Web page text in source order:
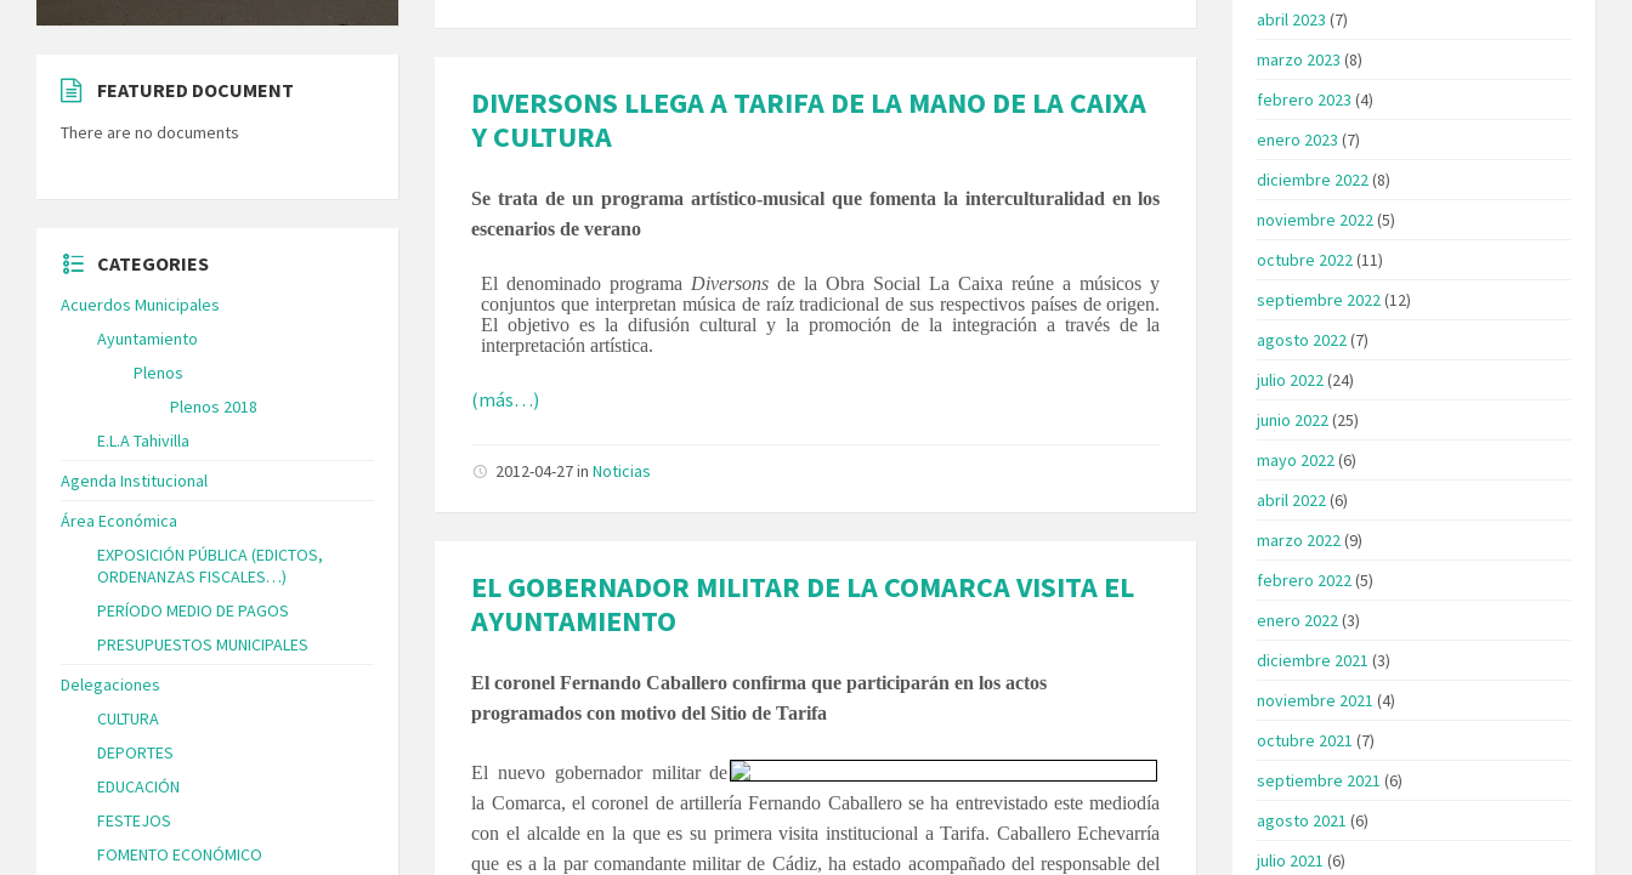
DIVERSONS LLEGA A TARIFA DE LA MANO DE LA CAIXA
Y CULTURA
Se trata de un programa artístico-musical que fomenta la interculturalidad en los
escenarios de verano
El denominado programa Diversons de la Obra Social La Caixa reúne a músicos y
conjuntos que interpretan música de raíz tradicional de sus respectivos países de origen.
El objetivo es la difusión cultural y la promoción de la integración a través de la
interpretación artística.
(más…)
2012-04-27inNoticias
EL GOBERNADOR MILITAR DE LA COMARCA VISITA EL
AYUNTAMIENTO
El coronel Fernando Caballero confirma que participarán en los actos
programados con motivo del Sitio de Tarifa
El nuevo gobernador militar de
la Comarca, el coronel de artillería Fernando Caballero se ha entrevistado este mediodía
con el alcalde en la que es su primera visita institucional a Tarifa. Caballero Echevarría
que es a la par comandante militar de Cádiz, ha estado acompañado del responsable del
FEATURED DOCUMENT
There are no documents
CATEGORIES
Acuerdos Municipales
Ayuntamiento
Plenos
Plenos 2018
E.L.A Tahivilla
Agenda Institucional
Área Económica
EXPOSICIÓN PÚBLICA (EDICTOS,
ORDENANZAS FISCALES…)
PERÍODO MEDIO DE PAGOS
PRESUPUESTOS MUNICIPALES
Delegaciones
CULTURA
DEPORTES
EDUCACIÓN
FESTEJOS
FOMENTO ECONÓMICO
abril 2023 (7)
marzo 2023 (8)
febrero 2023 (4)
enero 2023 (7)
diciembre 2022 (8)
noviembre 2022 (5)
octubre 2022 (11)
septiembre 2022 (12)
agosto 2022 (7)
julio 2022 (24)
junio 2022 (25)
mayo 2022 (6)
abril 2022 (6)
marzo 2022 (9)
febrero 2022 (5)
enero 2022 (3)
diciembre 2021 (3)
noviembre 2021 (4)
octubre 2021 (7)
septiembre 2021 (6)
agosto 2021 (6)
julio 2021 (6)